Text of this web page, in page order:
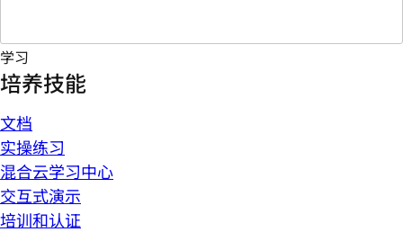
学习
培养技能
文档
实操练习
混合云学习中心
交互式演示
培训和认证